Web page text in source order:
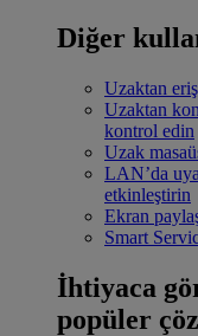
Diğer
Uzaktan
Uzaktan
kontrol edin
Uzak
LAN’da
etkinleştirin
Ekran
Smart
İhtiyaca
popüler